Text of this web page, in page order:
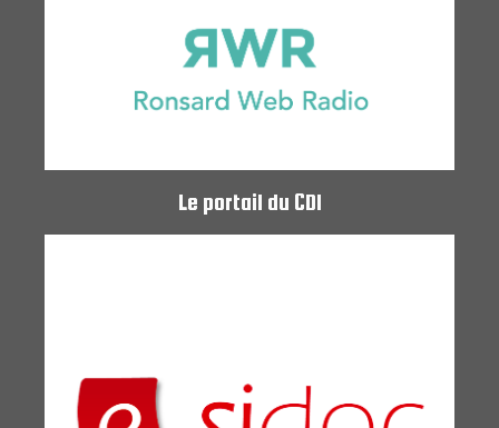
Le portail du CDI